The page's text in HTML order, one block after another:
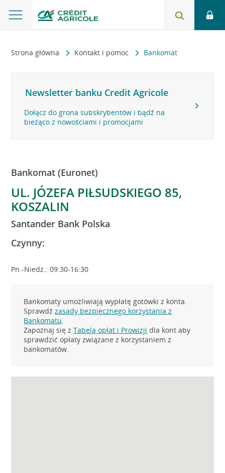
Strona główna Kontakt i pomoc Bankomat
Newsletter banku Credit Agricole
Dołącz do grona subskrybentów i bądź na
bieżąco z nowościami i promocjami
Bankomat (Euronet)
UL. JÓZEFA PIŁSUDSKIEGO 85,
KOSZALIN
Santander Bank Polska
Czynny:
Pn.-Niedz.: 09:30-16:30
Bankomaty umożliwiają wypłatę gotówki z konta.
Sprawdźzasady bezpiecznego korzystania z
Bankomatu.
Zapoznaj się zTabelą opłat i Prowizji dla kont aby
sprawdzić opłaty związane z korzystaniem z
bankomatów.